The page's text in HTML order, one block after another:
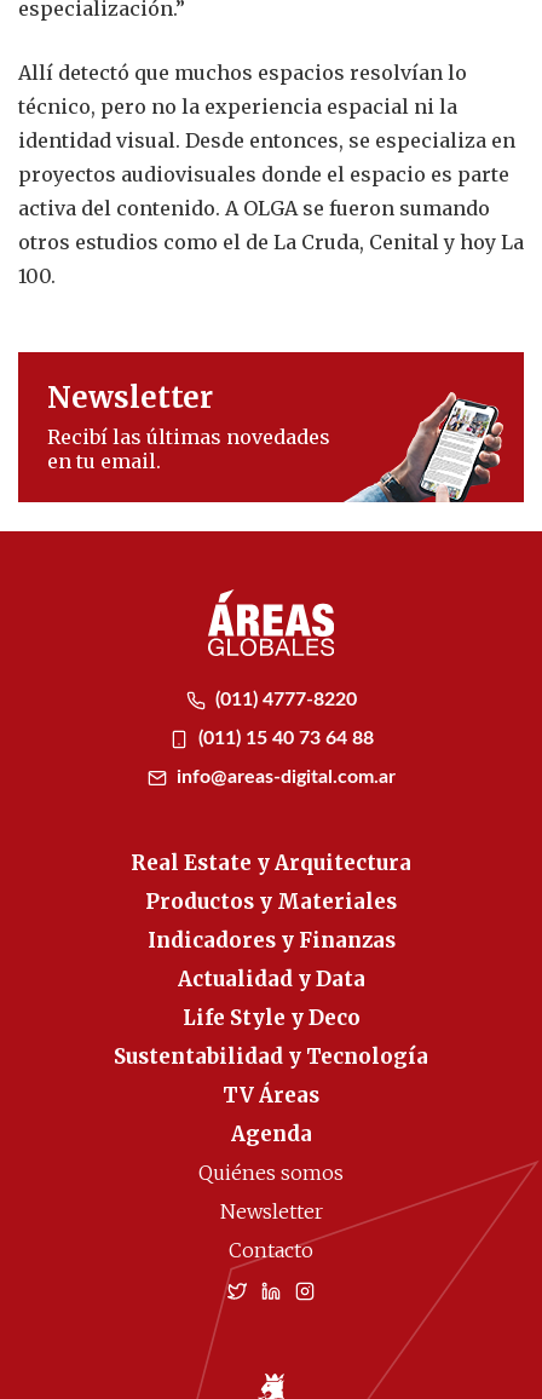
especialización.”
Allí detectó que muchos espacios resolvían lo
técnico, pero no la experiencia espacial ni la
identidad visual. Desde entonces, se especializa en
proyectos audiovisuales donde el espacio es parte
activa del contenido. A OLGA se fueron sumando
otros estudios como el de La Cruda, Cenital y hoy La
100.
Newsletter
Recibí las últimas novedades
en tu email.
(011) 4777-8220
(011) 15 40 73 64 88
info@areas-digital.com.ar
Real Estate y Arquitectura
Productos y Materiales
Indicadores y Finanzas
Actualidad y Data
Life Style y Deco
Sustentabilidad y Tecnología
TV Áreas
Agenda
Quiénes somos
Newsletter
Contacto